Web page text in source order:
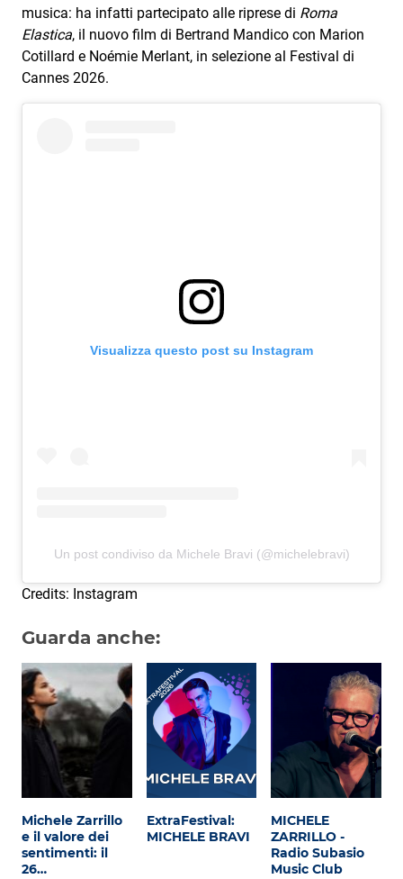
musica: ha infatti partecipato alle riprese di Roma
Elastica, il nuovo film di Bertrand Mandico con Marion
Cotillard e Noémie Merlant, in selezione al Festival di
Cannes 2026.
Visualizza questo post su Instagram
Un post condiviso da Michele Bravi (@michelebravi)
Credits: Instagram
Guarda anche:
Michele Zarrillo
e il valore dei
sentimenti: il
26…
ExtraFestival:
MICHELE BRAVI
MICHELE
ZARRILLO -
Radio Subasio
Music Club